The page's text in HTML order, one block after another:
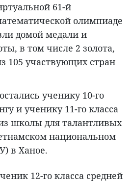
61-й
олимпиаде
домой медали и
в том числе 2 золота,
105 участвующих стран
ученику 10-го
и ученику 11-го класса
школы для талантливых
национальном
в Ханое.
12-го класса средней